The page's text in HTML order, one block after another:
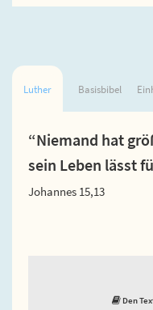
Luther Basisbibel
“Niemand hat
sein Leben lässt
Johannes 15,13
Den